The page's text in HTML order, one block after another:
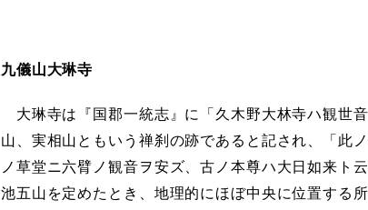
九儀山大琳寺
大琳寺は『国郡一統志』に「久木野大林寺ハ観世
山、実相山ともいう禅刹の跡であると記され、「此
ノ草堂ニ六臂ノ観音ヲ安ズ、古ノ本尊ハ大日如来ト
池五山を定めたとき、地理的にほぼ中央に位置する